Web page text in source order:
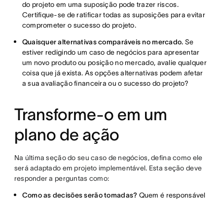
do projeto em uma suposição pode trazer riscos.
Certifique-se de ratificar todas as suposições para evitar
comprometer o sucesso do projeto.
Quaisquer alternativas comparáveis no mercado. Se
estiver redigindo um caso de negócios para apresentar
um novo produto ou posição no mercado, avalie qualquer
coisa que já exista. As opções alternativas podem afetar
a sua avaliação financeira ou o sucesso do projeto?
Transforme-o em um
plano de ação
Na última seção do seu caso de negócios, defina como ele
será adaptado em projeto implementável. Esta seção deve
responder a perguntas como:
Como as decisões serão tomadas? Quem é responsável